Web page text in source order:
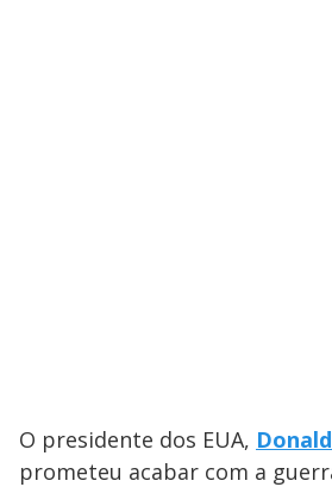
O presidente dos EUA,
prometeu acabar com a